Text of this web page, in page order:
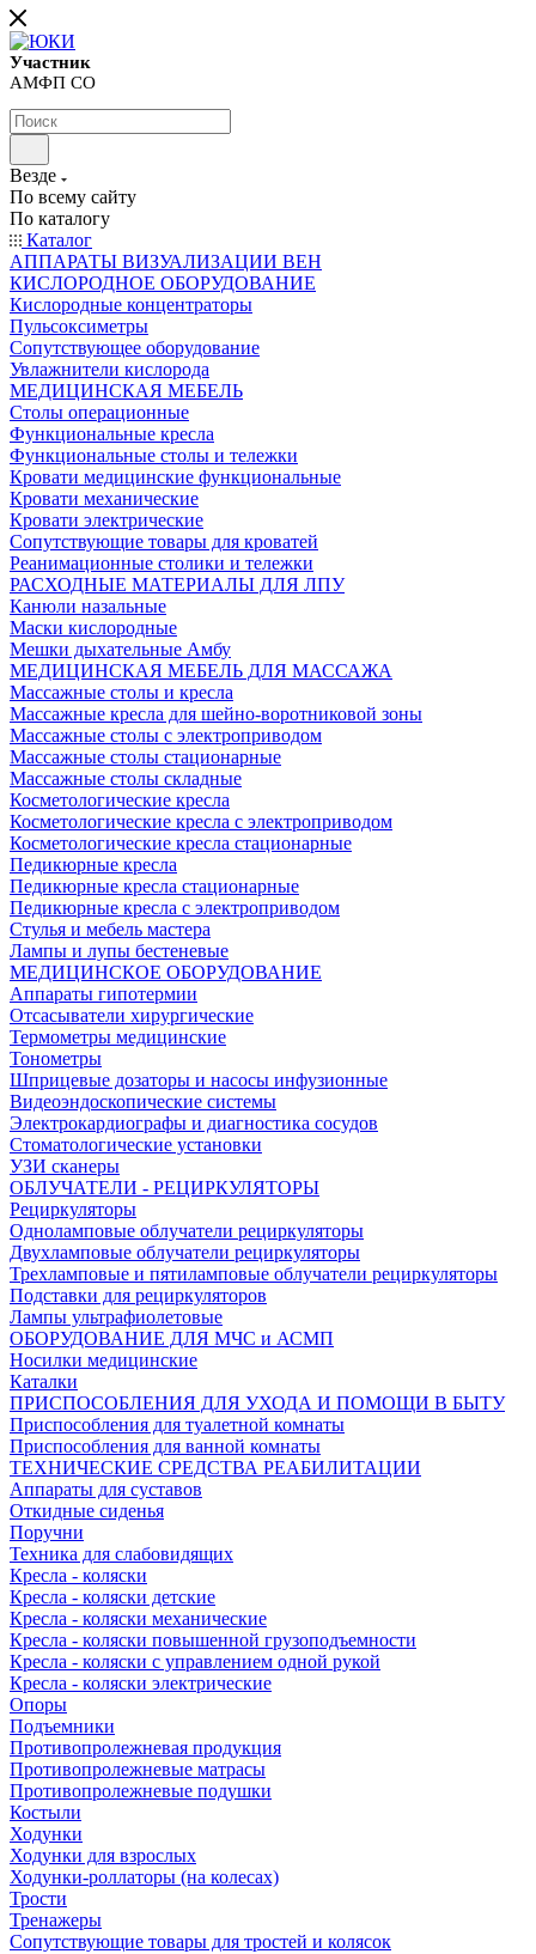
Участник
АМФП СО
Везде
По всему сайту
По каталогу
Каталог
АППАРАТЫ ВИЗУАЛИЗАЦИИ ВЕН
КИСЛОРОДНОЕ ОБОРУДОВАНИЕ
Кислородные концентраторы
Пульсоксиметры
Сопутствующее оборудование
Увлажнители кислорода
МЕДИЦИНСКАЯ МЕБЕЛЬ
Столы операционные
Функциональные кресла
Функциональные столы и тележки
Кровати медицинские функциональные
Кровати механические
Кровати электрические
Сопутствующие товары для кроватей
Реанимационные столики и тележки
РАСХОДНЫЕ МАТЕРИАЛЫ ДЛЯ ЛПУ
Канюли назальные
Маски кислородные
Мешки дыхательные Амбу
МЕДИЦИНСКАЯ МЕБЕЛЬ ДЛЯ МАССАЖА
Массажные столы и кресла
Массажные кресла для шейно-воротниковой зоны
Массажные столы с электроприводом
Массажные столы стационарные
Массажные столы складные
Косметологические кресла
Косметологические кресла с электроприводом
Косметологические кресла стационарные
Педикюрные кресла
Педикюрные кресла стационарные
Педикюрные кресла с электроприводом
Стулья и мебель мастера
Лампы и лупы бестеневые
МЕДИЦИНСКОЕ ОБОРУДОВАНИЕ
Аппараты гипотермии
Отсасыватели хирургические
Термометры медицинские
Тонометры
Шприцевые дозаторы и насосы инфузионные
Видеоэндоскопические системы
Электрокардиографы и диагностика сосудов
Стоматологические установки
УЗИ сканеры
ОБЛУЧАТЕЛИ - РЕЦИРКУЛЯТОРЫ
Рециркуляторы
Одноламповые облучатели рециркуляторы
Двухламповые облучатели рециркуляторы
Трехламповые и пятиламповые облучатели рециркуляторы
Подставки для рециркуляторов
Лампы ультрафиолетовые
ОБОРУДОВАНИЕ ДЛЯ МЧС и АСМП
Носилки медицинские
Каталки
ПРИСПОСОБЛЕНИЯ ДЛЯ УХОДА И ПОМОЩИ В БЫТУ
Приспособления для туалетной комнаты
Приспособления для ванной комнаты
ТЕХНИЧЕСКИЕ СРЕДСТВА РЕАБИЛИТАЦИИ
Аппараты для суставов
Откидные сиденья
Поручни
Техника для слабовидящих
Кресла - коляски
Кресла - коляски детские
Кресла - коляски механические
Кресла - коляски повышенной грузоподъемности
Кресла - коляски с управлением одной рукой
Кресла - коляски электрические
Опоры
Подъемники
Противопролежневая продукция
Противопролежневые матрасы
Противопролежневые подушки
Костыли
Ходунки
Ходунки для взрослых
Ходунки-роллаторы (на колесах)
Трости
Тренажеры
Сопутствующие товары для тростей и колясок